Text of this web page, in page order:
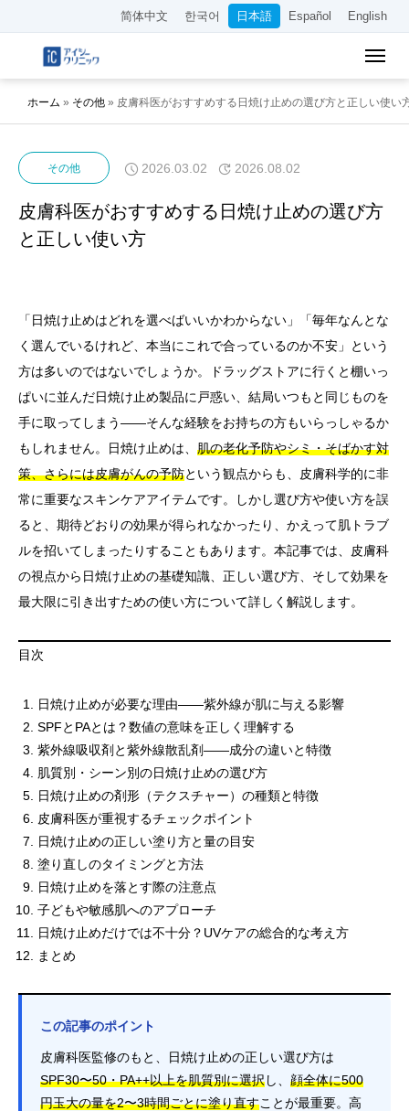
简体中文 한국어 日本語 Español English
ホーム » その他 » 皮膚科医がおすすめする日焼け止めの選び方と正しい使い
その他 2026.03.02 2026.08.02
皮膚科医がおすすめする日焼け止めの選び方
と正しい使い方
「日焼け止めはどれを選べばいいかわからない」「毎年なんとな
く選んでいるけれど、本当にこれで合っているのか不安」という
方は多いのではないでしょうか。ドラッグストアに行くと棚いっ
ぱいに並んだ日焼け止め製品に戸惑い、結局いつもと同じものを
手に取ってしまう——そんな経験をお持ちの方もいらっしゃるか
もしれません。日焼け止めは、 肌の老化予防やシミ・そばかす対
策、さらには皮膚がんの予防という観点からも、皮膚科学的に非
常に重要なスキンケアアイテムです。しかし選び方や使い方を誤
ると、期待どおりの効果が得られなかったり、かえって肌トラブ
ルを招いてしまったりすることもあります。本記事では、皮膚科
の視点から日焼け止めの基礎知識、正しい選び方、そして効果を
最大限に引き出すための使い方について詳しく解説します。
目次
日焼け止めが必要な理由——紫外線が肌に与える影響
SPFとPAとは？数値の意味を正しく理解する
紫外線吸収剤と紫外線散乱剤——成分の違いと特徴
肌質別・シーン別の日焼け止めの選び方
日焼け止めの剤形（テクスチャー）の種類と特徴
皮膚科医が重視するチェックポイント
日焼け止めの正しい塗り方と量の目安
塗り直しのタイミングと方法
日焼け止めを落とす際の注意点
子どもや敏感肌へのアプローチ
日焼け止めだけでは不十分？UVケアの総合的な考え方
まとめ
この記事のポイント
皮膚科医監修のもと、日焼け止めの正しい選び方は
SPF30〜50・PA++以上を肌質別に選択し、 顔全体に500
円玉大の量を2〜3時間ごとに塗り直すことが最重要。高